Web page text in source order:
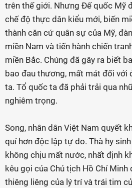
trên thế giới. Nhưng Đế quốc Mỹ
chế độ thực dân kiểu mới, biến
thành căn cứ quân sự của Mỹ,
miền Nam và tiến hành chiến
miền Bắc. Chúng đã gây ra biết
bao đau thương, mất mát đối với
ta. Tổ quốc ta đã phải trải qua
nghiêm trọng.
Song, nhân dân Việt Nam quyết
quí hơn độc lập tự do. Thà hy
không chịu mất nước, nhất định
kêu gọi của Chủ tịch Hồ Chí
thiêng liêng của lý trí và trái tim